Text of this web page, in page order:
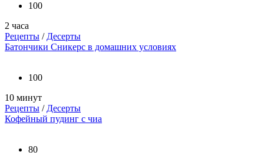
100
2 часа
Рецепты / Десерты
Батончики Сникерс в домашних условиях
100
10 минут
Рецепты / Десерты
Кофейный пудинг с чиа
80